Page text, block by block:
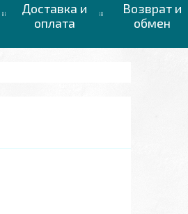
Доставка и
оплата
Возврат и
обмен